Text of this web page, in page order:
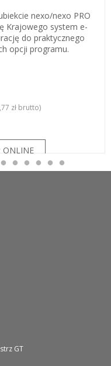
nexo/nexo PRO
Krajowego system e-
do praktycznego
opcji programu.
zł brutto)
GT